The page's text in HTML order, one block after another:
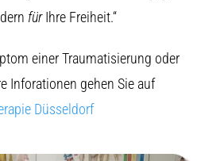
fürIhre Freiheit.“
einer Traumatisierung oder
Inforationen gehen Sie auf
Düsseldorf